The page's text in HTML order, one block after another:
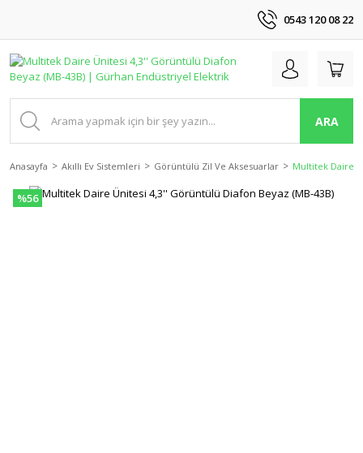
0543 120 08 22
ARA
Anasayfa Akıllı Ev Sistemleri Görüntülü Zil Ve Aksesuarlar Multitek Daire
%56